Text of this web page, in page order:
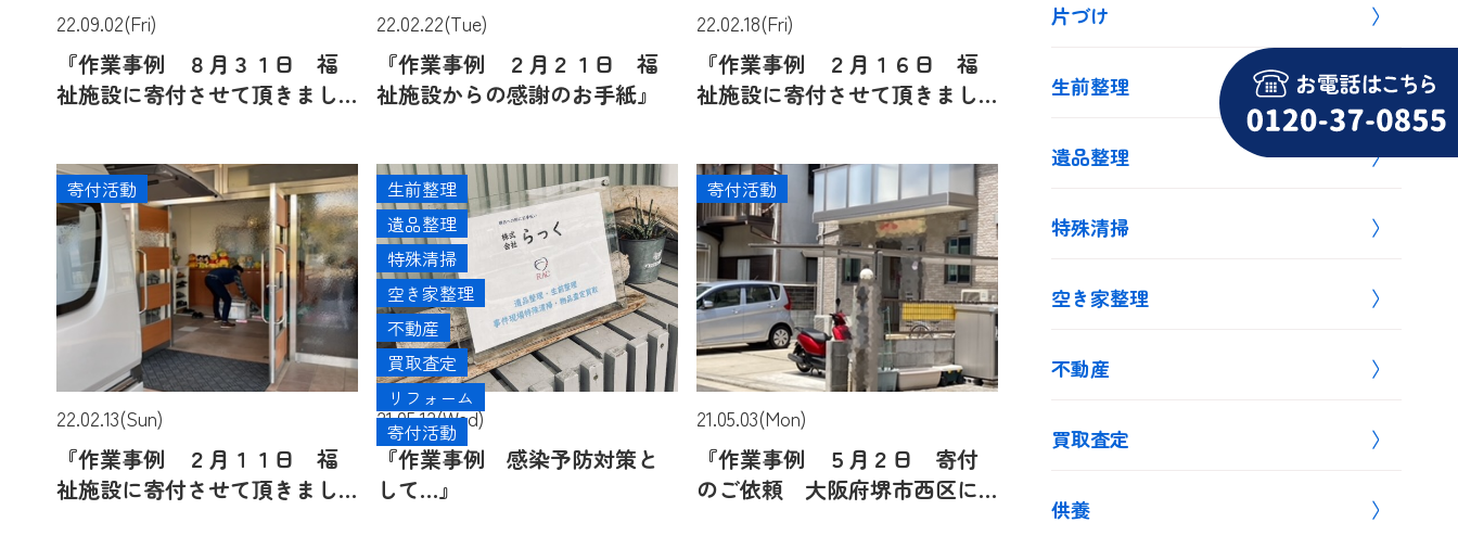
22.09.02(Fri)
『作業事例 ８月３１日 福
祉施設に寄付させて頂きまし
22.02.22(Tue)
『作業事例 ２月２１日 福
祉施設からの感謝のお手紙』
22.02.18(Fri)
『作業事例 ２月１６日 福
祉施設に寄付させて頂きまし
22.02.13(Sun)
『作業事例 ２月１１日 福
祉施設に寄付させて頂きまし
寄付活動
21.05.12(Wed)
『作業事例 感染予防対策と
して…』
生前整理
遺品整理
特殊清掃
空き家整理
不動産
買取査定
リフォーム
寄付活動
21.05.03(Mon)
『作業事例 ５月２日 寄付
のご依頼 大阪府堺市西区に
寄付活動
片づけ
生前整理
遺品整理
特殊清掃
空き家整理
不動産
買取査定
供養